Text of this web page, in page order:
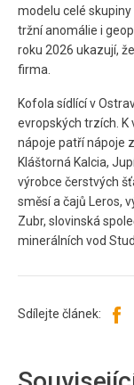
modelu celé
tržní anomálie i
roku 2026 ukazují,
firma.
Kofola sídlící v
evropských trzích.
nápoje patří nápoje
Kláštorná Kalcia,
výrobce čerstvých
směsí a čajů Leros,
Zubr, slovinská
minerálních vod
Sdílejte článek: